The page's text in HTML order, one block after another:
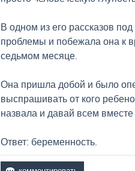
В одном из его рассказов
проблемы и побежала она к
седьмом месяце.
Она пришла добой и было
выспрашивать от кого
назвала и давай всем
Ответ: беременность.